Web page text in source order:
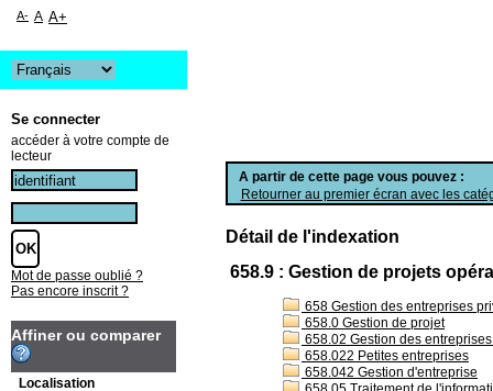
A partir de cette page vous pouvez :
Retourner au premier écran avec les
Détail de l'indexation
658.9 : Gestion de projets
658 Gestion des entreprises
658.0 Gestion de projet
658.02 Gestion des
658.022 Petites entreprises
658.042 Gestion d'entreprise
A- A A+
Se connecter
accéder à votre compte de
lecteur
Mot de passe oublié ?
Pas encore inscrit ?
Affiner ou comparer
Localisation